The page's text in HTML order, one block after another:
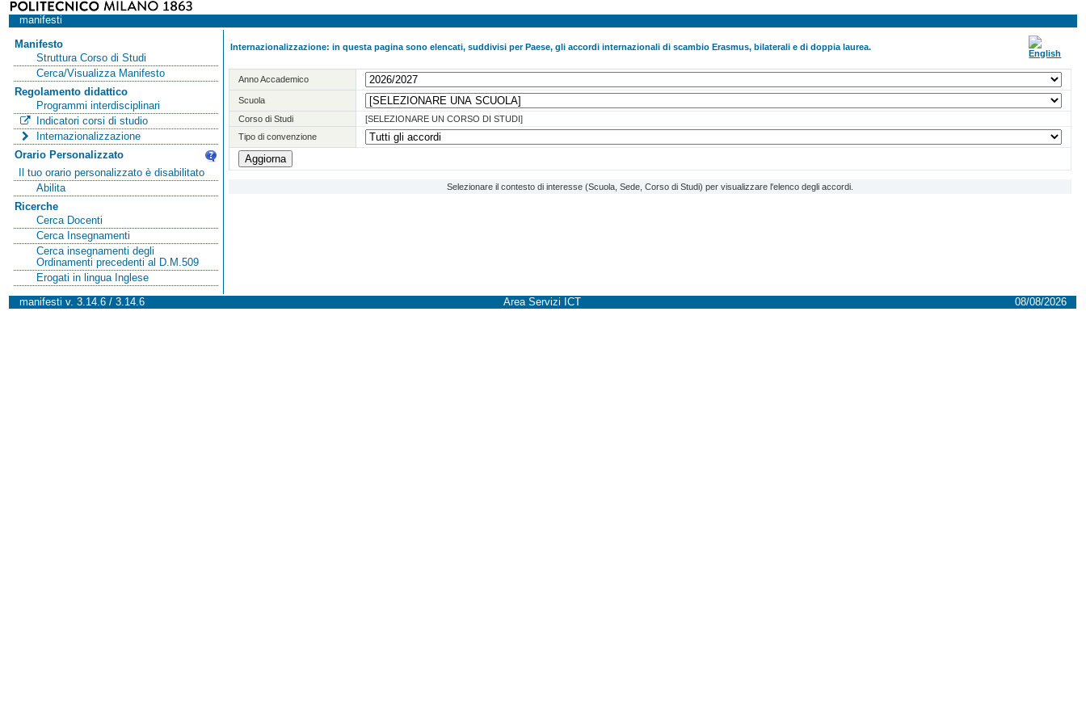
manifesti
Manifesto
Struttura Corso di Studi
Cerca/Visualizza Manifesto
Regolamento didattico
Programmi interdisciplinari
Indicatori corsi di studio
Internazionalizzazione
Orario Personalizzato
Il tuo orario personalizzato è disabilitato
Abilita
Ricerche
Cerca Docenti
Cerca Insegnamenti
Cerca insegnamenti degli
Ordinamenti precedenti al D.M.509
Erogati in lingua Inglese
Internazionalizzazione: in questa pagina sono elencati, suddivisi per Paese, gli accordi internazionali di scambio Erasmus, bilaterali e di doppia laurea.
Anno Accademico
Scuola
Corso di Studi
[SELEZIONARE UN CORSO DI STUDI]
Tipo di convenzione
Selezionare il contesto di interesse (Scuola, Sede, Corso di Studi) per visualizzare l'elenco degli accordi.
manifesti v. 3.14.6 / 3.14.6 Area Servizi ICT 08/08/2026